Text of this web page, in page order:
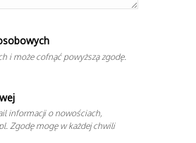
i może cofnąć powyższą zgodę.
informacji o nowościach,
Zgodę mogę w każdej chwili